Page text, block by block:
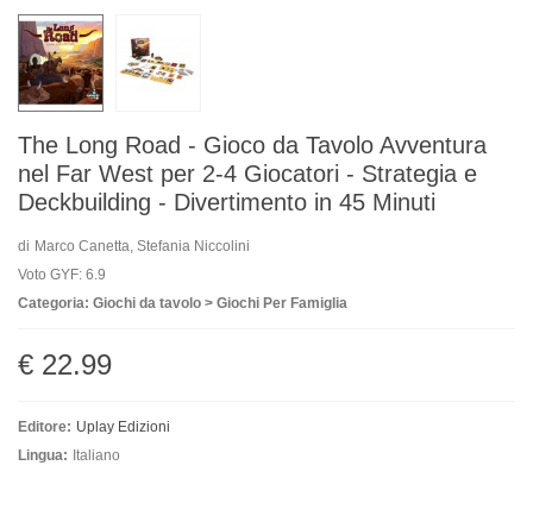
The Long Road - Gioco da Tavolo Avventura
nel Far West per 2-4 Giocatori - Strategia e
Deckbuilding - Divertimento in 45 Minuti
di Marco Canetta, Stefania Niccolini
Voto GYF: 6.9
Categoria: Giochi da tavolo > Giochi Per Famiglia
€ 22.99
Editore: Uplay Edizioni
Lingua: Italiano